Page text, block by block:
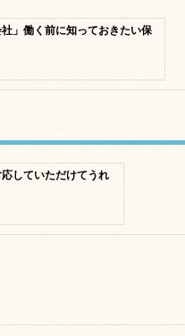
社」働く前に知っておきたい保
していただけてうれ